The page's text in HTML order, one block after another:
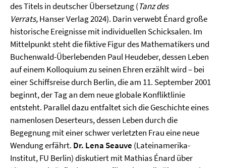
des Titels in deutscher Übersetzung (Tanz des
Verrats,Hanser Verlag 2024). Darin verwebt Énard große
historische Ereignisse mit individuellen Schicksalen. Im
Mittelpunkt steht die fiktive Figur des Mathematikers und
Buchenwald-Überlebenden Paul Heudeber, dessen Leben
auf einem Kolloquium zu seinen Ehren erzählt wird – bei
einer Schiffsreise durch Berlin, die am 11. September 2001
beginnt, der Tag an dem neue globale Konfliktlinie
entsteht. Parallel dazu entfaltet sich die Geschichte eines
namenlosen Deserteurs, dessen Leben durch die
Begegnung mit einer schwer verletzten Frau eine neue
Wendung erfährt. Dr. Lena Seauve (Lateinamerika-
Institut, FU Berlin) diskutiert mit Mathias Énard über